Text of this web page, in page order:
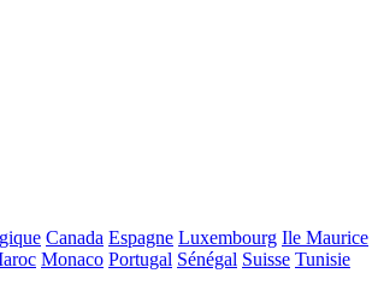
Canada Espagne Luxembourg Ile Maurice
Monaco Portugal Sénégal Suisse Tunisie